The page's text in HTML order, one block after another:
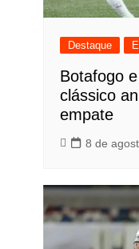
Destaque
Botafogo
clássico
empate
8 de